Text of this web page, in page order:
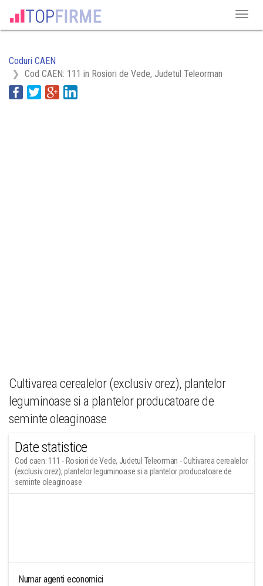
Coduri CAEN
Cod CAEN: 111 in Rosiori de Vede, Judetul Teleorman
Cultivarea cerealelor (exclusiv orez), plantelor
leguminoase si a plantelor producatoare de
seminte oleaginoase
Date statistice
Cod caen: 111 - Rosiori de Vede, Judetul Teleorman - Cultivarea cerealelor
(exclusiv orez), plantelor leguminoase si a plantelor producatoare de
seminte oleaginoase
Numar agenti economici